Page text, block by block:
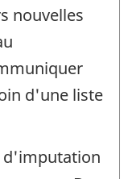
nouvelles
d'une liste
d'imputation